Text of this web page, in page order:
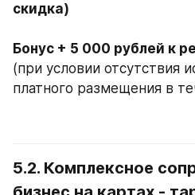
скидка)
(при условии отсутствия
платного размещения в
5.2. Комплексное